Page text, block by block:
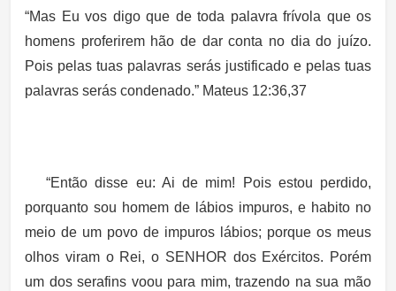
“Mas Eu vos digo que de toda palavra frívola que os
homens proferirem hão de dar conta no dia do juízo.
Pois pelas tuas palavras serás justificado e pelas tuas
palavras serás condenado.” Mateus 12:36,37
“Então disse eu: Ai de mim! Pois estou perdido,
porquanto sou homem de lábios impuros, e habito no
meio de um povo de impuros lábios; porque os meus
olhos viram o Rei, o SENHOR dos Exércitos. Porém
um dos serafins voou para mim, trazendo na sua mão